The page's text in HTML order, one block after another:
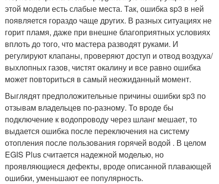
этой модели есть слабые места. Так, ошибка sp3 в ней
появляется гораздо чаще других. В разных ситуациях не
горит пламя, даже при внешне благоприятных условиях
вплоть до того, что мастера разводят руками. И
регулируют клапаны, проверяют доступ и отвод воздуха/
выхлопных газов, чистят окалину и все равно ошибка
может повториться в самый неожиданный момент.
Выглядят предположительные причины ошибки sp3 по
отзывам владельцев по-разному. То вроде бы
подключение к водопроводу через шланг мешает, то
выдается ошибка после переключения на систему
отопления после пользования горячей водой . В целом
EGIS Plus считается надежной моделью, но
проявляющиеся дефекты, вроде описанной плавающей
ошибки, уменьшают ее популярность.